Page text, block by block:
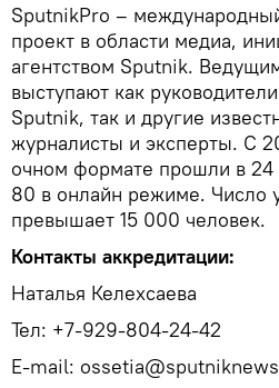
SputnikPro –
проект в области медиа,
агентством Sputnik.
выступают как
Sputnik, так и другие
журналисты и эксперты. C
очном формате прошли в 24
80 в онлайн режиме. Число
превышает 15 000 человек.
Контакты аккредитации:
Наталья Келехсаева
Тел: +7-929-804-24-42
E-mail: